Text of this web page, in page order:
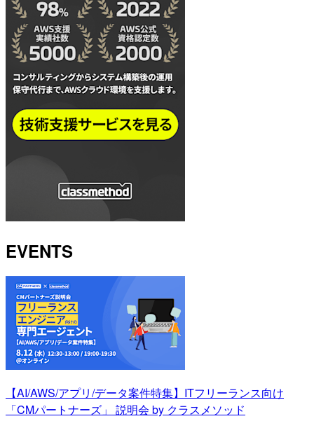
EVENTS
【AI/AWS/アプリ/データ案件特集】ITフリーランス向け
「CMパートナーズ」 説明会 by クラスメソッド